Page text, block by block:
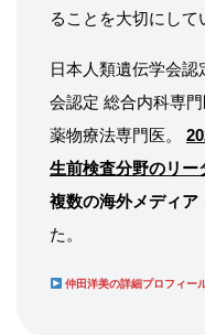
ることを大切にして
日本人類遺伝学会
会認定 総合内科専
薬物療法専門医。
生前検査分野のリー
複数の海外メディア
た。
仲田洋美の詳細プロフィー